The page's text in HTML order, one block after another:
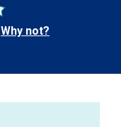
Why not?